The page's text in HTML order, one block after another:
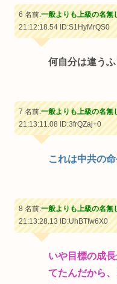
6 名前:一般よりも上級の名無
21:12:18.54ID:S1HyMrQS0
何自分は違う
7 名前:一般よりも上級の名無
21:13:11.08ID:3frQZaj+0
これは中共の
8 名前:一般よりも上級の名無
21:13:28.13ID:UhBTfw6X0
いや目標の成
てたんだから